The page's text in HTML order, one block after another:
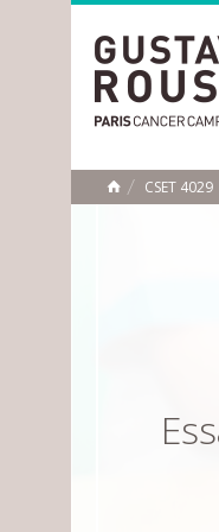
ACCUEIL
CSET 4029